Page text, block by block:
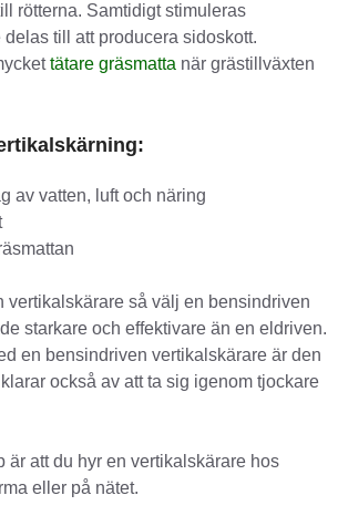
rötterna. Samtidigt stimuleras
till att producera sidoskott.
tätare gräsmatta när grästillväxten
av vatten, luft och näring
vertikalskärare så välj en bensindriven
starkare och effektivare än en eldriven.
en bensindriven vertikalskärare är den
också av att ta sig igenom tjockare
är att du hyr en vertikalskärare hos
eller på nätet.